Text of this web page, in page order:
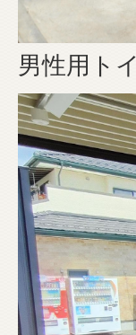
男性用ト